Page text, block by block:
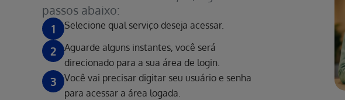
passos abaixo:
1
Selecione qual serviço deseja acessar.
2
Aguarde alguns instantes, você será
direcionado para a sua área de login.
3
Você vai precisar digitar seu usuário e senha
para acessar a área logada.